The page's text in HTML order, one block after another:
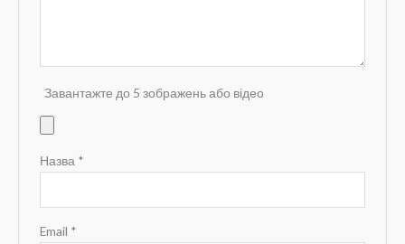
Завантажте до 5 зображень або відео
Назва *
Email *